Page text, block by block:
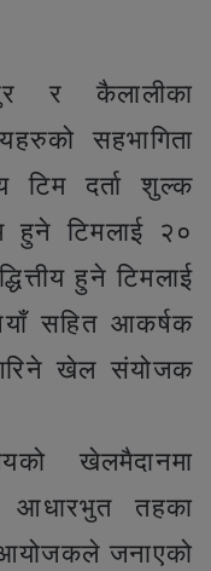
र कैलालीका
सहभागिता
दर्ता शुल्क
हुने टिमलाई २०
हुने टिमलाई
सहित आकर्षक
खेल संयोजक
खेलमैदानमा
आधारभुत तहका
आयोजकले जनाएको